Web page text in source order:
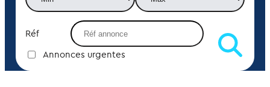
Réf
Annonces urgentes